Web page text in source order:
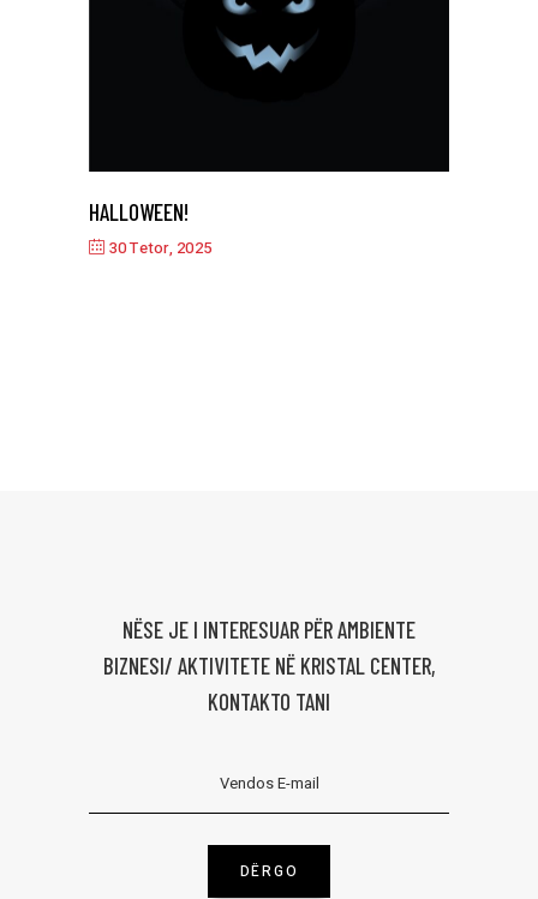
HALLOWEEN!
30 Tetor, 2025
NËSE JE I INTERESUAR PËR AMBIENTE
BIZNESI/ AKTIVITETE NË KRISTAL CENTER,
KONTAKTO TANI
DËRGO